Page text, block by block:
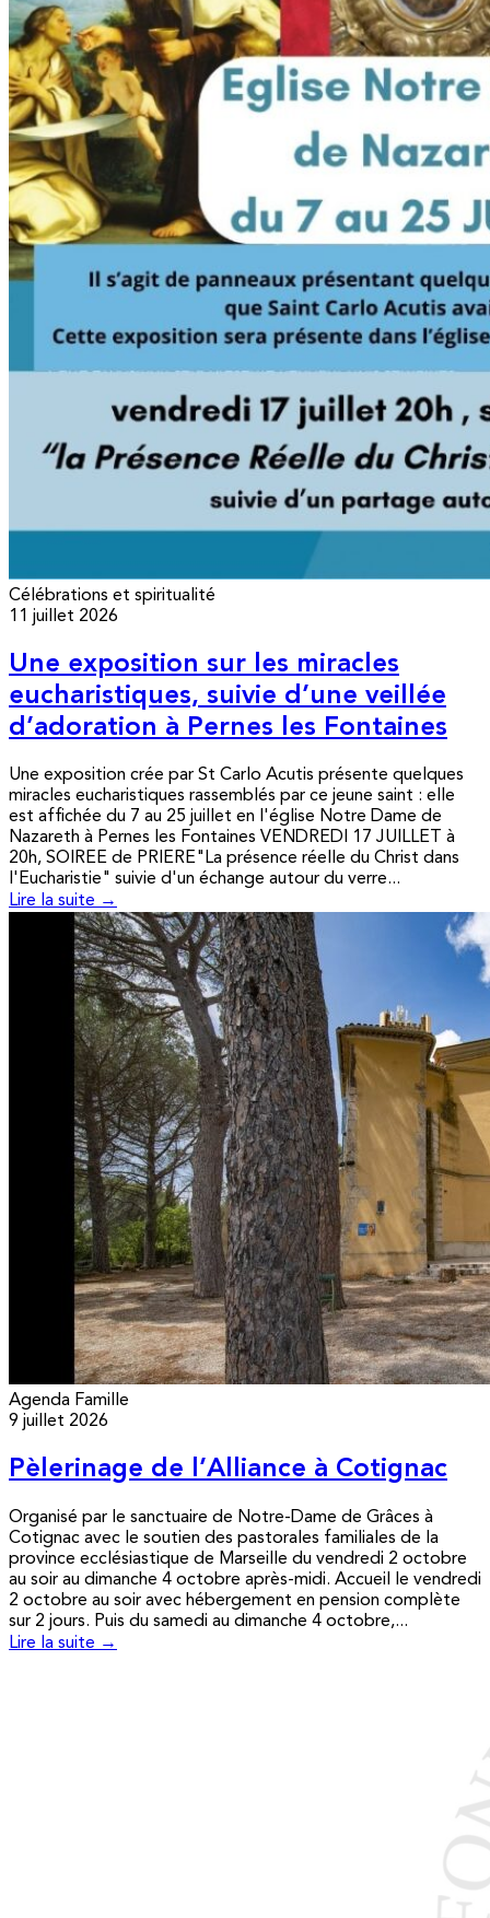
Célébrations et spiritualité
11 juillet 2026
Une exposition sur les miracles
eucharistiques, suivie d’une veillée
d’adoration à Pernes les Fontaines
Une exposition crée par St Carlo Acutis présente quelques
miracles eucharistiques rassemblés par ce jeune saint : elle
est affichée du 7 au 25 juillet en l'église Notre Dame de
Nazareth à Pernes les Fontaines VENDREDI 17 JUILLET à
20h, SOIREE de PRIERE"La présence réelle du Christ dans
l'Eucharistie" suivie d'un échange autour du verre...
Lire la suite →
Agenda Famille
9 juillet 2026
Pèlerinage de l’Alliance à Cotignac
Organisé par le sanctuaire de Notre-Dame de Grâces à
Cotignac avec le soutien des pastorales familiales de la
province ecclésiastique de Marseille du vendredi 2 octobre
au soir au dimanche 4 octobre après-midi. Accueil le vendredi
2 octobre au soir avec hébergement en pension complète
sur 2 jours. Puis du samedi au dimanche 4 octobre,...
Lire la suite →